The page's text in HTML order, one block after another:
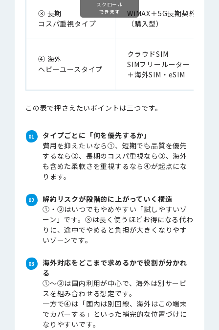
③ 長期
コスパ重視タイプ
WiMAX＋5G長期契約
（購入型）
④ 海外
ヘビーユースタイプ
クラウドSIM
SIMフリールーター
＋海外SIM・eSIM
スクロール
できます
この表で押さえたいポイントは三つです。
タイプごとに「何を優先するか」
費用を抑えたいなら①、短期でも品質を優先
するなら②、長期のコスパ重視なら③、海外
も含めた柔軟さを重視するなら④が起点にな
ります。
解約リスクが段階的に上がっていく構造
①・②はいつでもやめやすい「試しやすいゾ
ーン」です。③は長く使うほどお得になる代わ
りに、途中でやめると負担が大きくなりやす
いゾーンです。
海外対応をどこまで求めるかで役割が分かれ
る
①〜③は国内利用が中心で、海外は別サービ
スを組み合わせる想定です。
一方で④は「国内は別回線、海外はこの端末
でカバーする」といった補完的な位置づけに
なりやすいです。